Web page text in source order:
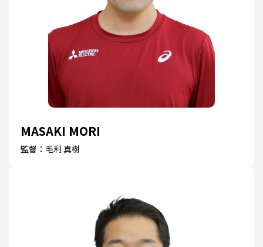
MASAKI MORI
監督：毛利 真樹